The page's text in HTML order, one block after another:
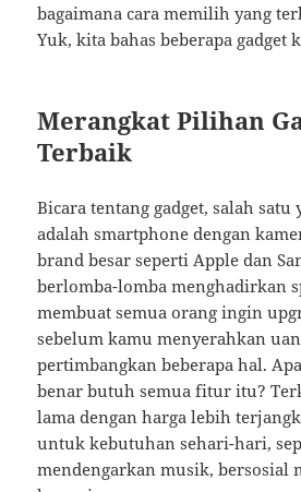
bagaimana cara memilih yang
Yuk, kita bahas beberapa gadget
Merangkat Pilihan
Terbaik
Bicara tentang gadget, salah satu
adalah smartphone dengan
brand besar seperti Apple dan
berlomba-lomba menghadirkan
membuat semua orang ingin
sebelum kamu menyerahkan
pertimbangkan beberapa hal.
benar butuh semua fitur itu?
lama dengan harga lebih
untuk kebutuhan sehari-hari,
mendengarkan musik, bersosial